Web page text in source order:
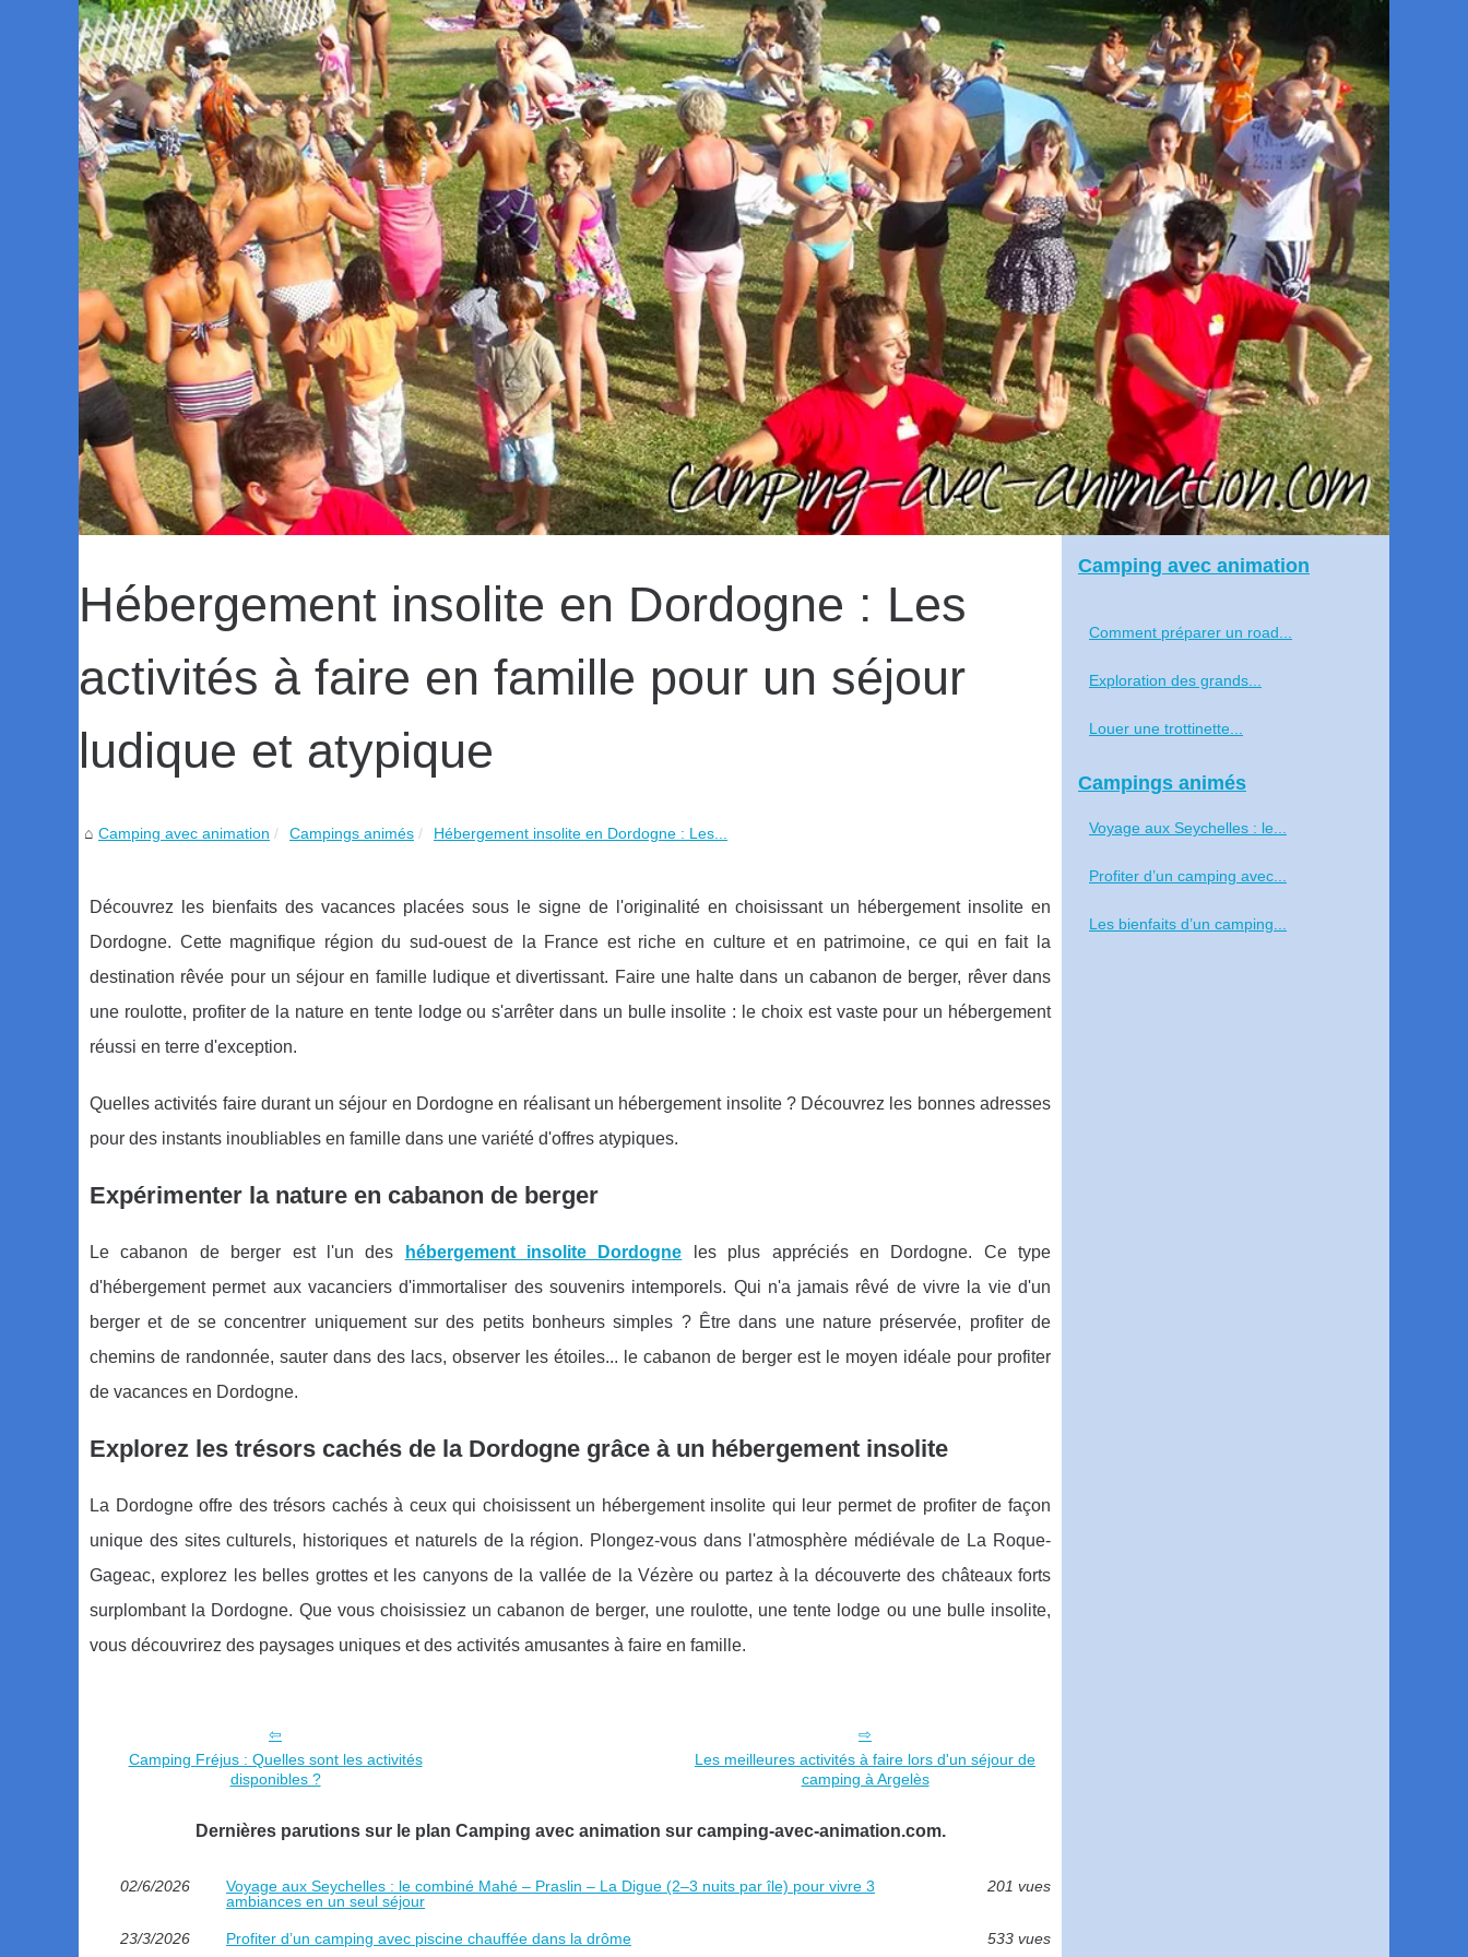
Hébergement insolite en Dordogne : Les
activités à faire en famille pour un séjour
ludique et atypique
Camping avec animation Campings animés Hébergement insolite en Dordogne : Les...
Découvrez les bienfaits des vacances placées sous le signe de l'originalité en choisissant un hébergement insolite en
Dordogne. Cette magnifique région du sud-ouest de la France est riche en culture et en patrimoine, ce qui en fait la
destination rêvée pour un séjour en famille ludique et divertissant. Faire une halte dans un cabanon de berger, rêver dans
une roulotte, profiter de la nature en tente lodge ou s'arrêter dans un bulle insolite : le choix est vaste pour un hébergement
réussi en terre d'exception.
Quelles activités faire durant un séjour en Dordogne en réalisant un hébergement insolite ? Découvrez les bonnes adresses
pour des instants inoubliables en famille dans une variété d'offres atypiques.
Expérimenter la nature en cabanon de berger
Le cabanon de berger est l'un des hébergement insolite Dordogne les plus appréciés en Dordogne. Ce type
d'hébergement permet aux vacanciers d'immortaliser des souvenirs intemporels. Qui n'a jamais rêvé de vivre la vie d'un
berger et de se concentrer uniquement sur des petits bonheurs simples ? Être dans une nature préservée, profiter de
chemins de randonnée, sauter dans des lacs, observer les étoiles... le cabanon de berger est le moyen idéale pour profiter
de vacances en Dordogne.
Explorez les trésors cachés de la Dordogne grâce à un hébergement insolite
La Dordogne offre des trésors cachés à ceux qui choisissent un hébergement insolite qui leur permet de profiter de façon
unique des sites culturels, historiques et naturels de la région. Plongez-vous dans l'atmosphère médiévale de La Roque-
Gageac, explorez les belles grottes et les canyons de la vallée de la Vézère ou partez à la découverte des châteaux forts
surplombant la Dordogne. Que vous choisissiez un cabanon de berger, une roulotte, une tente lodge ou une bulle insolite,
vous découvrirez des paysages uniques et des activités amusantes à faire en famille.
Camping Fréjus : Quelles sont les activités
disponibles ?
Les meilleures activités à faire lors d'un séjour de
camping à Argelès
Dernières parutions sur le plan Camping avec animation sur camping-avec-animation.com.
02/6/2026
Voyage aux Seychelles : le combiné Mahé – Praslin – La Digue (2–3 nuits par île) pour vivre 3
ambiances en un seul séjour
201 vues
23/3/2026 Profiter d’un camping avec piscine chauffée dans la drôme 533 vues
Camping avec animation
Comment préparer un road...
Exploration des grands...
Louer une trottinette...
Campings animés
Voyage aux Seychelles : le...
Profiter d’un camping avec...
Les bienfaits d’un camping...